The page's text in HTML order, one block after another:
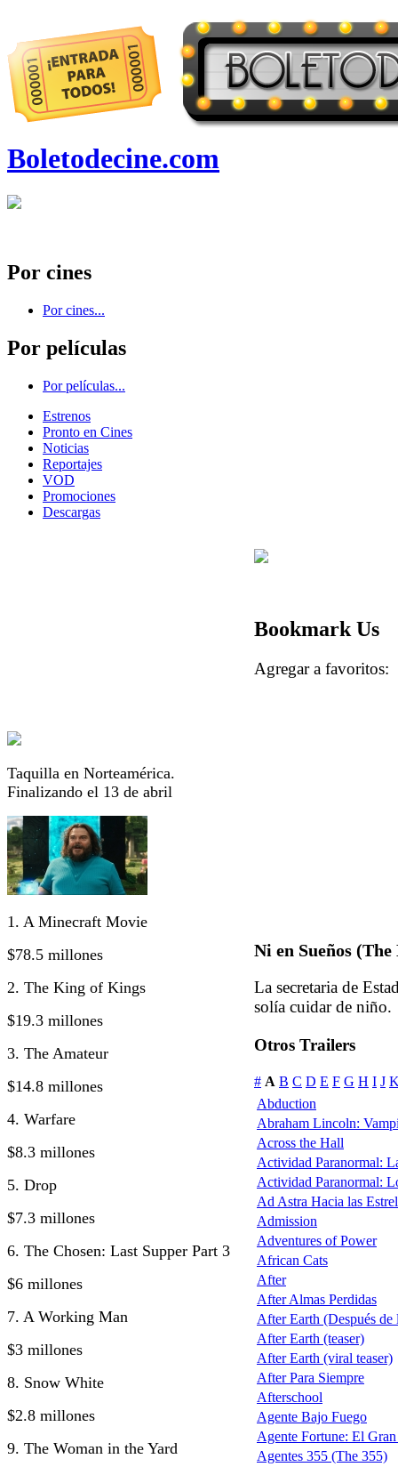
Boletodecine.com
Por cines
Por cines...
Por películas
Por películas...
Estrenos
Pronto en Cines
Noticias
Reportajes
VOD
Promociones
Descargas
Taquilla en Norteamérica.
Finalizando el 13 de abril
1. A Minecraft Movie
$78.5 millones
2. The King of Kings
$19.3 millones
3. The Amateur
$14.8 millones
4. Warfare
$8.3 millones
5. Drop
$7.3 millones
6. The Chosen: Last Supper Part 3
$6 millones
7. A Working Man
$3 millones
8. Snow White
$2.8 millones
9. The Woman in the Yard
Bookmark Us
Agregar a
Ni en Sueños
La secretaria de
solía cuidar de niño.
Otros Trailers
# A B C D E F G H I J
Abduction
Abraham Lincoln:
Across the Hall
Actividad Paranormal:
Actividad Paranormal:
Ad Astra Hacia las
Admission
Adventures of Power
African Cats
After
After Almas Perdidas
After Earth (Después de
After Earth (teaser)
After Earth (viral teaser)
After Para Siempre
Afterschool
Agente Bajo Fuego
Agente Fortune: El
Agentes 355 (The 355)